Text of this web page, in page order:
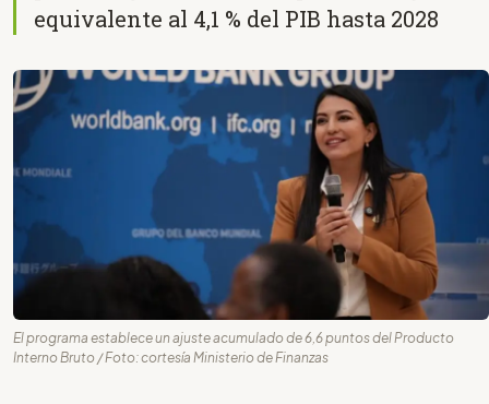
equivalente al 4,1 % del PIB hasta 2028
El programa establece un ajuste acumulado de 6,6 puntos del Producto
Interno Bruto / Foto: cortesía Ministerio de Finanzas